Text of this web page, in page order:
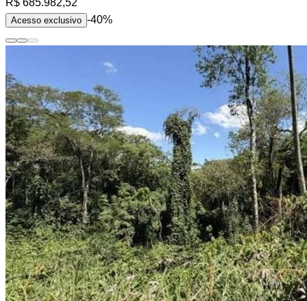
R$ 685.982,52
Acesso exclusivo -40%